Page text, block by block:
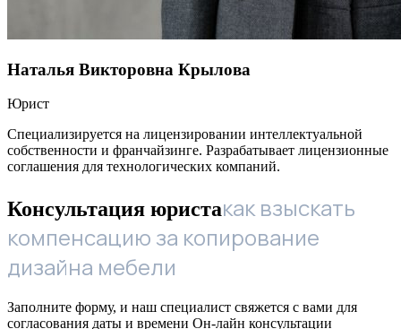
Наталья Викторовна Крылова
Юрист
Специализируется на лицензировании интеллектуальной
собственности и франчайзинге. Разрабатывает лицензионные
соглашения для технологических компаний.
Консультация юристакак взыскать
компенсацию за копирование
дизайна мебели
Заполните форму, и наш специалист свяжется с вами для
согласования даты и времени Он-лайн консультации